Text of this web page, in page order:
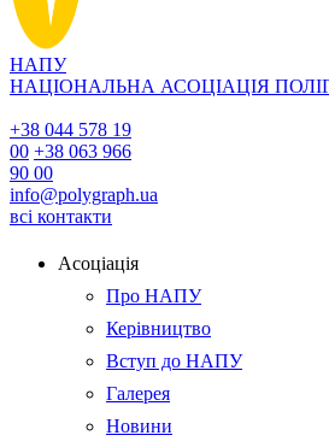
НАПУ
НАЦІОНАЛЬНА АСОЦІАЦІЯ
+38 044 578 19
00 +38 063 966
90 00
info@polygraph.ua
всі контакти
Асоціація
Про НАПУ
Керівництво
Вступ до НАПУ
Галерея
Новини